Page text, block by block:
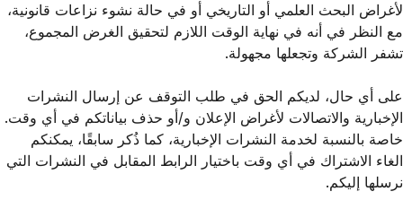
لأغراض البحث العلمي أو التاريخي أو في حالة نشوء نزاعات قانونية،
مع النظر في أنه في نهاية الوقت اللازم لتحقيق الغرض المجموع،
تشفر الشركة وتجعلها مجهولة.
على أي حال، لديكم الحق في طلب التوقف عن إرسال النشرات
الإخبارية والاتصالات لأغراض الإعلان و/أو حذف بياناتكم في أي وقت.
خاصة بالنسبة لخدمة النشرات الإخبارية، كما ذُكر سابقًا، يمكنكم
الغاء الاشتراك في أي وقت باختيار الرابط المقابل في النشرات التي
نرسلها إليكم.